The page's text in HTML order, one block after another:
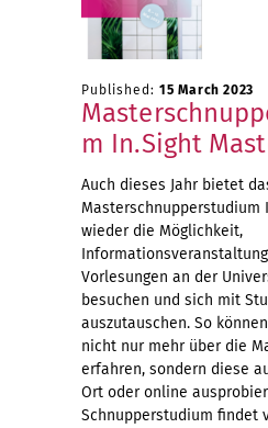
Published: 15 March 2023
m In.Sight
Auch dieses Jahr bietet
Masterschnupperstudium
wieder die Möglichkeit,
Vorlesungen an der
besuchen und sich mit
auszutauschen. So
nicht nur mehr über die
erfahren, sondern diese
Ort oder online
Schnupperstudium findet